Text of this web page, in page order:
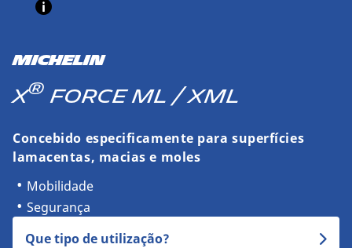
MICHELIN
X® FORCE ML / XML
Concebido especificamente para superfícies
lamacentas, macias e moles
Mobilidade
Segurança
Que tipo de utilização?